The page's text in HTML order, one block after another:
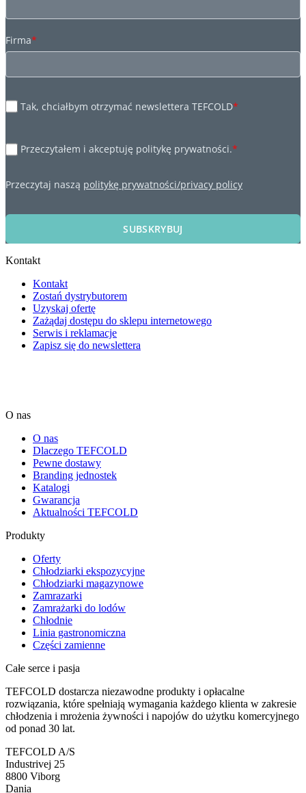
Firma*
Tak, chciałbym otrzymać newslettera TEFCOLD*
Przeczytałem i akceptuję politykę prywatności.*
Przeczytaj naszą politykę prywatności/privacy policy
SUBSKRYBUJ
Kontakt
Kontakt
Zostań dystrybutorem
Uzyskaj ofertę
Zażądaj dostępu do sklepu internetowego
Serwis i reklamacje
Zapisz się do newslettera
O nas
O nas
Dlaczego TEFCOLD
Pewne dostawy
Branding jednostek
Katalogi
Gwarancja
Aktualności TEFCOLD
Produkty
Oferty
Chłodziarki ekspozycyjne
Chłodziarki magazynowe
Zamrazarki
Zamrażarki do lodów
Chłodnie
Linia gastronomiczna
Części zamienne
Całe serce i pasja
TEFCOLD dostarcza niezawodne produkty i opłacalne
rozwiązania, które spełniają wymagania każdego klienta w zakresie
chłodzenia i mrożenia żywności i napojów do użytku komercyjnego
od ponad 30 lat.
TEFCOLD A/S
Industrivej 25
8800 Viborg
Dania